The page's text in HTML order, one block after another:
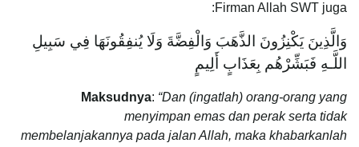
Firman Allah SWT juga:
وَالَّذِينَ يَكْنِزُونَ الذَّهَبَ وَالْفِضَّةَ وَلَا يُنفِقُونَهَا فِي سَبِيلِ
اللَّـهِ فَبَشِّرْهُم بِعَذَابٍ أَلِيمٍ
Maksudnya: “Dan (ingatlah) orang-orang yang
menyimpan emas dan perak serta tidak
membelanjakannya pada jalan Allah, maka khabarkanlah